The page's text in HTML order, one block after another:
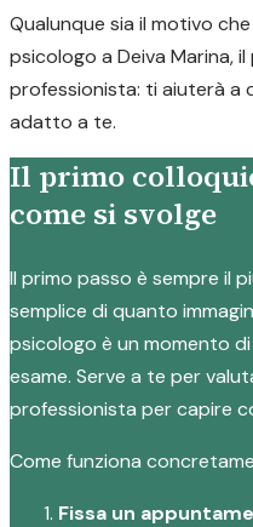
Qualunque sia il motivo
psicologo a Deiva Marina,
professionista: ti aiuterà a
adatto a te.
Il primo
come si svolge
Il primo passo è sempre il
semplice di quanto
psicologo è un momento
esame. Serve a te per
professionista per capire
Come funziona
Fissa un